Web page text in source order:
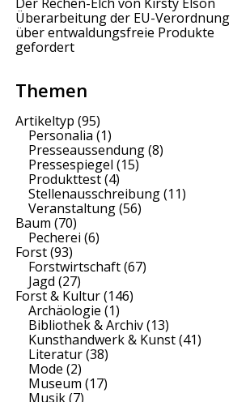
Überarbeitung der EU-Verordnung
über entwaldungsfreie Produkte
gefordert
Themen
Artikeltyp (95)
Personalia (1)
Presseaussendung(8)
Pressespiegel (15)
Produkttest(4)
Stellenausschreibung(11)
Veranstaltung(56)
Baum (70)
Pecherei (6)
Forst(93)
Forstwirtschaft(67)
Jagd (27)
Forst & Kultur(146)
Archäologie (1)
Bibliothek & Archiv(13)
Kunsthandwerk & Kunst(41)
Literatur(38)
Mode (2)
Museum (17)
Musik(7)